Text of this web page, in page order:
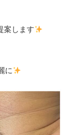
案します
に